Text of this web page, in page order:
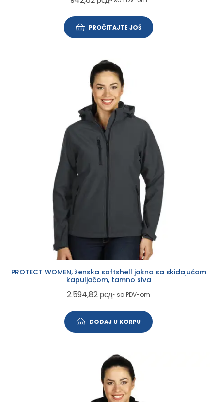
PROČITAJTE JOŠ
PROTECT WOMEN, ženska softshell jakna sa skidajućom
kapuljačom, tamno siva
2.594,82 рсд~ sa PDV-om
DODAJ U KORPU